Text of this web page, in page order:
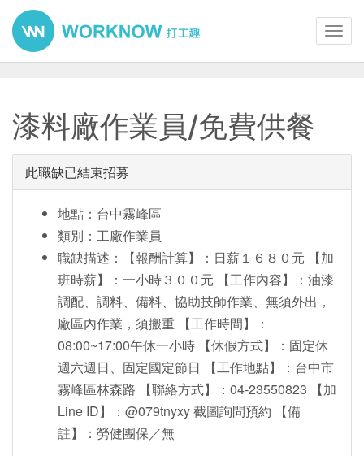
漆料廠作業員/免費供餐
此職缺已結束招募
地點：台中霧峰區
類別：工廠作業員
職缺描述：【報酬計算】：日薪１６８０元 【加
班時薪】：一小時３００元 【工作內容】：油漆
調配、調料、備料、協助技師作業、無須外出，
廠區內作業，須搬重 【工作時間】：
08:00~17:00午休一小時 【休假方式】：固定休
週六週日、固定國定節日 【工作地點】：台中市
霧峰區林森路 【聯絡方式】：04-23550823 【加
Line ID】：@079tnyxy 截圖詢問預約 【備
註】：勞健團保／無